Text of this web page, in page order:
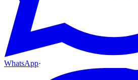
WhatsApp·